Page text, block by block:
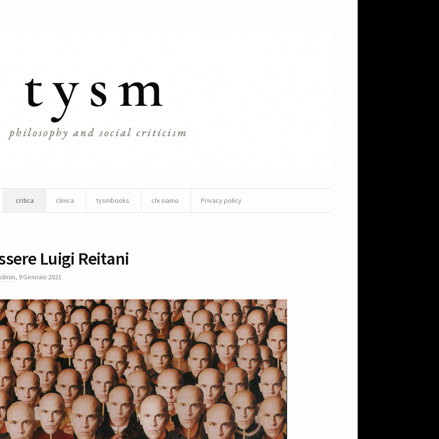
critica clinica tysmbooks chi siamo Privacy policy
Luigi Reitani
, 9 Gennaio 2021